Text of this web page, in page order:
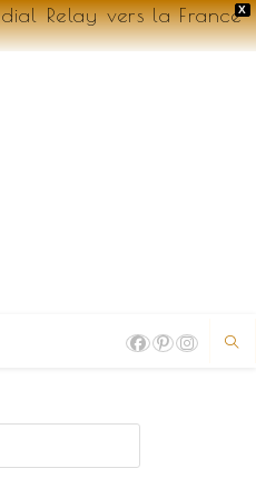
X
Relay vers la France